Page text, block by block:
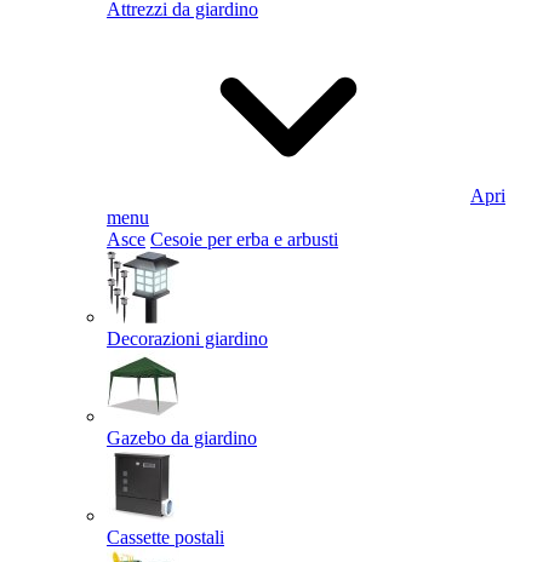
Attrezzi da giardino
Apri
menu
Asce Cesoie per erba e arbusti
Decorazioni giardino
Gazebo da giardino
Cassette postali